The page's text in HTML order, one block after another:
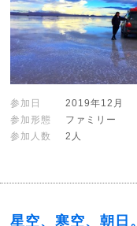
参加日
2019年12月
参加形態
ファミリー
参加人数
2人
星空、寒空、朝日